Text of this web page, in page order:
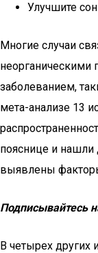
Улучшите
Многие случаи
неорганическими
заболеванием,
мета-анализе 13
пояснице и нашли
выявлены
Подписывайтесь
В четырех других